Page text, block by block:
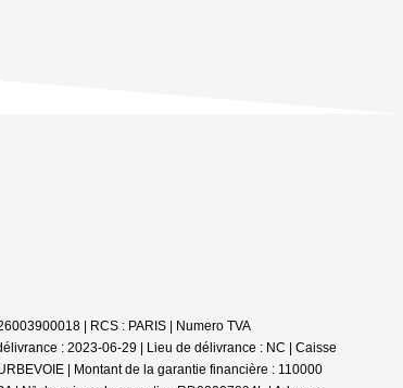
| RCS : PARIS | Numero TVA
: 2023-06-29 | Lieu de délivrance : NC | Caisse
| Montant de la garantie financière : 110000